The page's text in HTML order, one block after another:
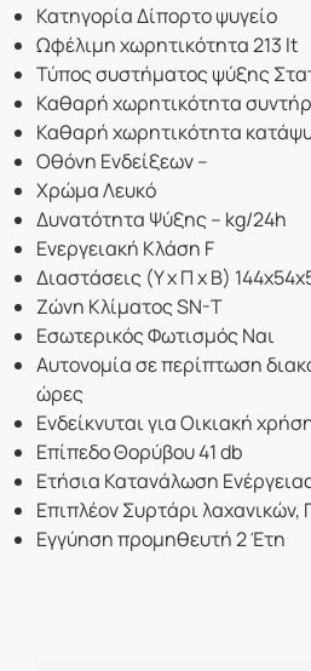
Κατηγορία Δίπορτο ψυγείο
Ωφέλιμη χωρητικότητα 213 lt
Τύπος συστήματος ψύξης
Καθαρή χωρητικότητα
Καθαρή χωρητικότητα
Οθόνη Ενδείξεων –
Χρώμα Λευκό
Δυνατότητα Ψύξης – kg/24h
Ενεργειακή Κλάση F
Διαστάσεις (Υ x Π x Β)
Ζώνη Κλίματος SN-T
Εσωτερικός Φωτισμός Ναι
Αυτονομία σε περίπτωση
ώρες
Ενδείκνυται για Οικιακή
Επίπεδο Θορύβου 41 db
Ετήσια Κατανάλωση
Επιπλέον Συρτάρι
Εγγύηση προμηθευτή 2 Έτη